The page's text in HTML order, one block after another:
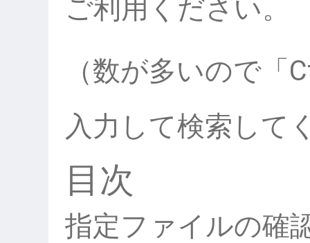
ご利用ください。
（数が多いので「
入力して検索して
目次
指定ファイルの確